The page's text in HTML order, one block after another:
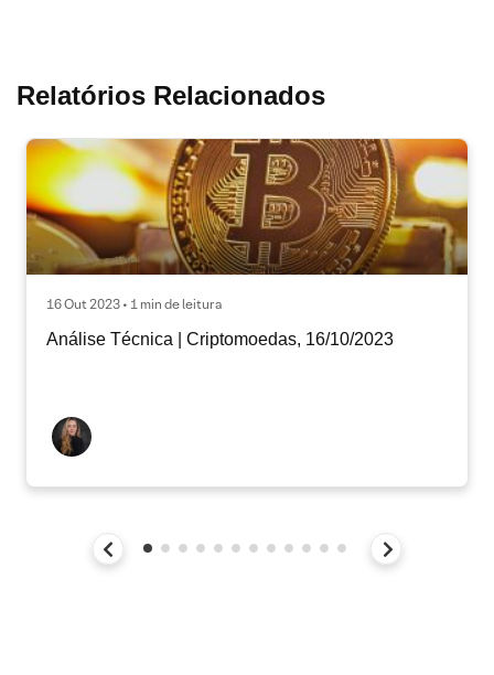
Relatórios Relacionados
16 Out 2023 • 1 min de leitura
Análise Técnica | Criptomoedas, 16/10/2023